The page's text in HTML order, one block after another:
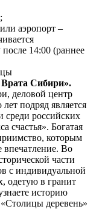
аэропорт –
14:00 (раннее
Врата Сибири».
деловой центр
подряд является
российских
счастья». Богатая
которым
впечатление. Во
части
с индивидуальной
одетую в гранит
историю
деревень»